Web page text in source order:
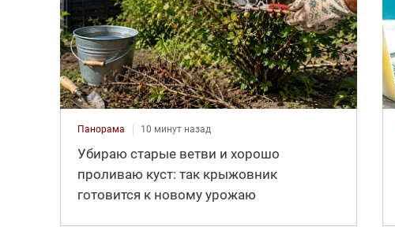
Панорама 10 минут назад
Убираю старые ветви и хорошо
проливаю куст: так крыжовник
готовится к новому урожаю